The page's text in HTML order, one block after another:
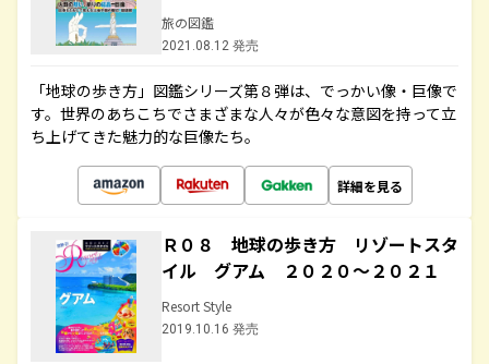
旅の図鑑
2021.08.12 発売
「地球の歩き方」図鑑シリーズ第８弾は、でっかい像・巨像で
す。世界のあちこちでさまざまな人々が色々な意図を持って立
ち上げてきた魅力的な巨像たち。
詳細を見る
Ｒ０８ 地球の歩き方 リゾートスタ
イル グアム ２０２０～２０２１
Resort Style
2019.10.16 発売